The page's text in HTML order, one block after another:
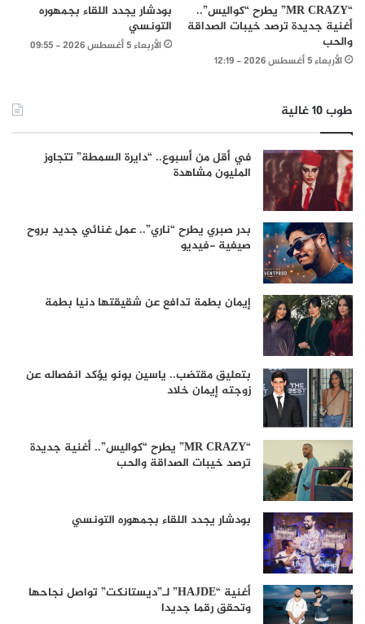
“MR CRAZY” يطرح “كواليس”..
أغنية جديدة ترصد خيبات الصداقة
والحب
الأربعاء 5 أغسطس 2026 - 12:19
بودشار يجدد اللقاء بجمهوره
التونسي
الأربعاء 5 أغسطس 2026 - 09:55
طوب 10 غالية
في أقل من أسبوع.. “دايرة السمطة” تتجاوز
المليون مشاهدة
بدر صبري يطرح “ناري”.. عمل غنائي جديد بروح
صيفية -فيديو
إيمان بطمة تدافع عن شقيقتها دنيا بطمة
بتعليق مقتضب.. ياسين بونو يؤكد انفصاله عن
زوجته إيمان خلاد
“MR CRAZY” يطرح “كواليس”.. أغنية جديدة
ترصد خيبات الصداقة والحب
بودشار يجدد اللقاء بجمهوره التونسي
أغنية “HAJDE” لـ”ديستانكت” تواصل نجاحها
وتحقق رقما جديدا